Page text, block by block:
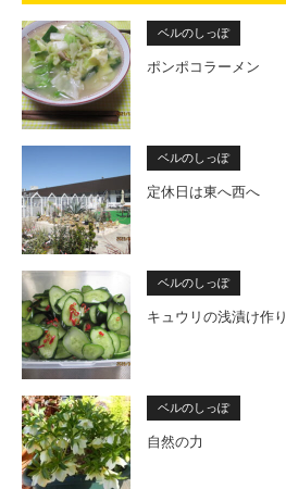
ベルのしっぽ
ポンポコラーメン
ベルのしっぽ
定休日は東へ西へ
ベルのしっぽ
キュウリの浅漬け作り
ベルのしっぽ
自然の力